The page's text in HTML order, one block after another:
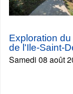
Exploration du
de l'Ile-Saint-
Samedi 08 août